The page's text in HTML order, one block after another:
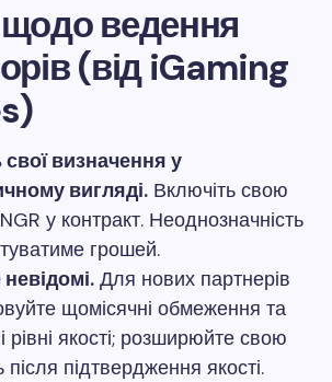
ведення
(від iGaming
визначення у
вигляді. Включіть свою
у контракт. Неоднозначність
грошей.
Для нових партнерів
щомісячні обмеження та
рівні якості; розширюйте свою
після підтвердження якості.